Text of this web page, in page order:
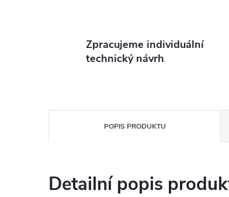
Zpracujeme individuální
technický návrh
POPIS PRODUKTU
Detailní popis